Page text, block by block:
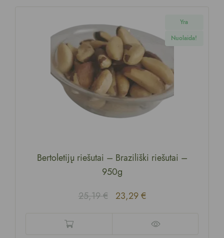
Yra
Nuolaida!
Bertoletijų riešutai – Braziliški riešutai –
950g
25,19€ 23,29€